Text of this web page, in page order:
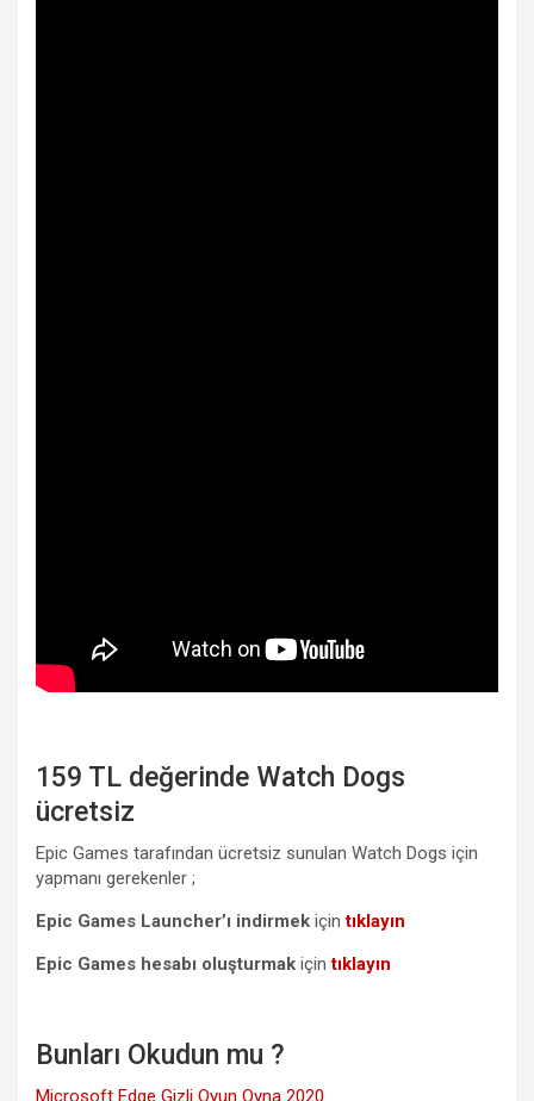
159 TL değerinde Watch Dogs
ücretsiz
Epic Games tarafından ücretsiz sunulan Watch Dogs için
yapmanı gerekenler ;
Epic Games Launcher’ı indirmek için tıklayın
Epic Games hesabı oluşturmak içintıklayın
Bunları Okudun mu ?
Microsoft Edge Gizli Oyun Oyna 2020